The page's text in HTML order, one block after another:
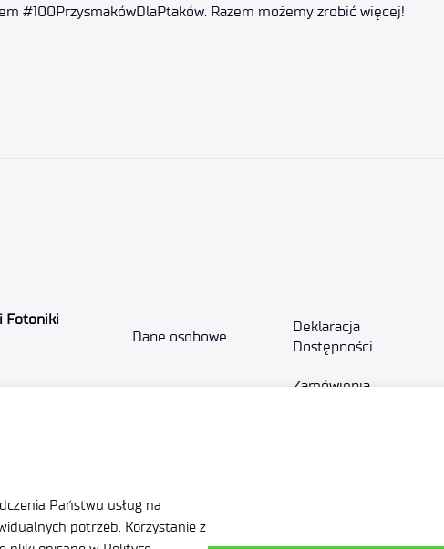
Państwu usług na
potrzeb. Korzystanie z
#100PrzysmakówDlaPtaków. Razem możemy zrobić więcej!
Fotoniki
Dane osobowe
Deklaracja
Dostępności
Zamówienia